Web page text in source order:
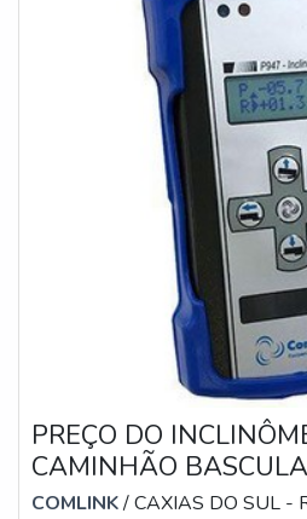
PREÇO DO
CAMINHÃO
COMLINK/ CAXIAS DO SUL -